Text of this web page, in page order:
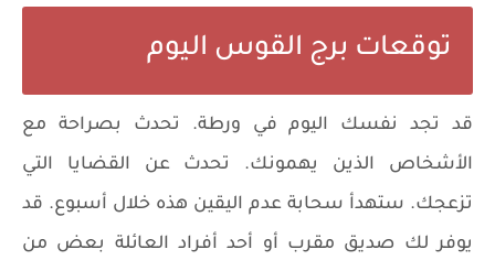
توقعات برج القوس اليوم
قد تجد نفسك اليوم في ورطة. تحدث بصراحة مع
الأشخاص الذين يهمونك. تحدث عن القضايا التي
تزعجك. ستهدأ سحابة عدم اليقين هذه خلال أسبوع. قد
يوفر لك صديق مقرب أو أحد أفراد العائلة بعض من